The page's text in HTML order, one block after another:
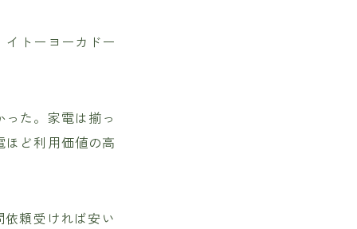
トーヨーカドー
た。家電は揃っ
ど利用価値の高
頼受ければ安い